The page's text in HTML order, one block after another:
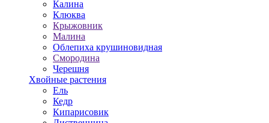
Калина
Клюква
Крыжовник
Малина
Облепиха крушиновидная
Смородина
Черешня
Хвойные растения
Ель
Кедр
Кипарисовик